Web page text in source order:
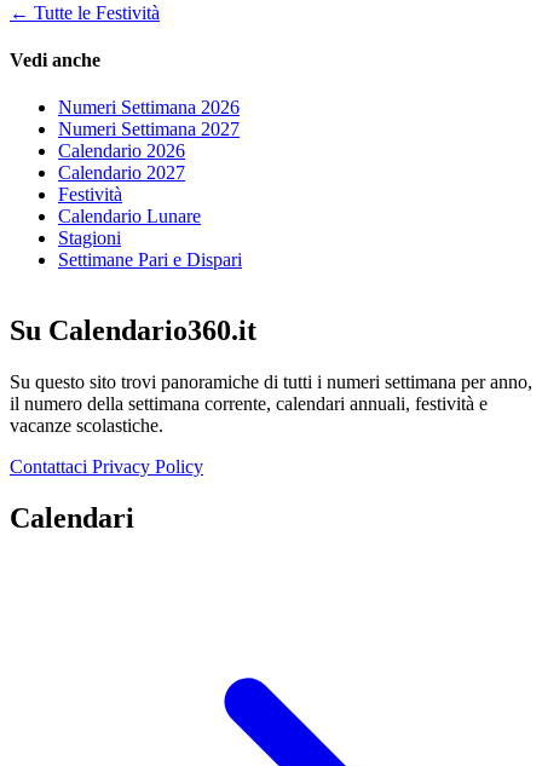
← Tutte le Festività
Vedi anche
Numeri Settimana 2026
Numeri Settimana 2027
Calendario 2026
Calendario 2027
Festività
Calendario Lunare
Stagioni
Settimane Pari e Dispari
Su Calendario360.it
Su questo sito trovi panoramiche di tutti i numeri settimana per anno,
il numero della settimana corrente, calendari annuali, festività e
vacanze scolastiche.
Contattaci Privacy Policy
Calendari